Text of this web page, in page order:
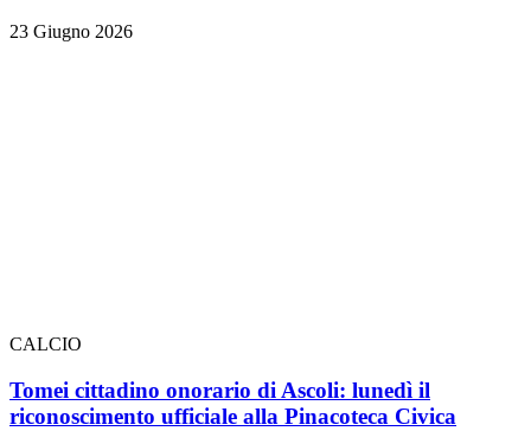
23 Giugno 2026
CALCIO
Tomei cittadino onorario di Ascoli: lunedì il
riconoscimento ufficiale alla Pinacoteca Civica